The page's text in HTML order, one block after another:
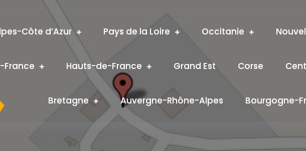
Côte d’Azur Pays de la Loire Occitanie
France Hauts-de-France Grand Est Corse
Bretagne Auvergne-Rhône-Alpes Bourgogne-